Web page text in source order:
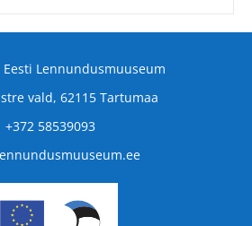
Lennundusmuuseum
vald, 62115 Tartumaa
+372 58539093